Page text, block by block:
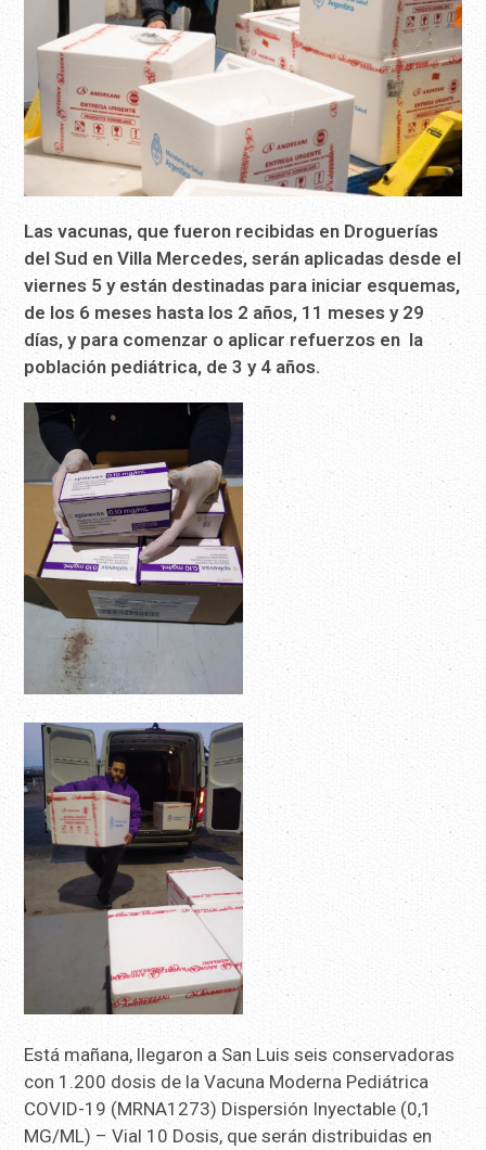
Las vacunas, que fueron recibidas en Droguerías
del Sud en Villa Mercedes, serán aplicadas desde el
viernes 5 y están destinadas para iniciar esquemas,
de los 6 meses hasta los 2 años, 11 meses y 29
días, y para comenzar o aplicar refuerzos en la
población pediátrica, de 3 y 4 años.
Está mañana, llegaron a San Luis seis conservadoras
con 1.200 dosis de la Vacuna Moderna Pediátrica
COVID-19 (MRNA1273) Dispersión Inyectable (0,1
MG/ML) – Vial 10 Dosis, que serán distribuidas en